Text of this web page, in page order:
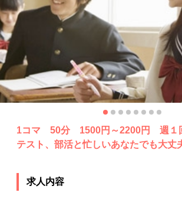
1コマ 50分 1500円～2200円 週１
テスト、部活と忙しいあなたでも大丈
求人内容